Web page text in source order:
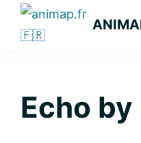
Passer
principale
Passer
Passer
latérale
principale
Echo by